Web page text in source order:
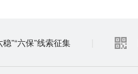
稳”“六保”线索征集